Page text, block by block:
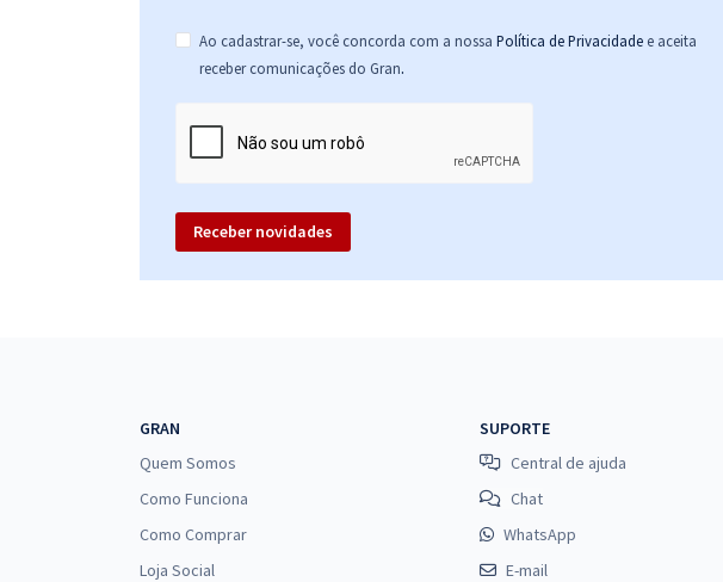
Ao cadastrar-se, você concorda com a nossa Política de Privacidade e aceita
receber comunicações do Gran.
Receber novidades
GRAN
Quem Somos
Como Funciona
Como Comprar
Loja Social
SUPORTE
Central de ajuda
Chat
WhatsApp
E-mail